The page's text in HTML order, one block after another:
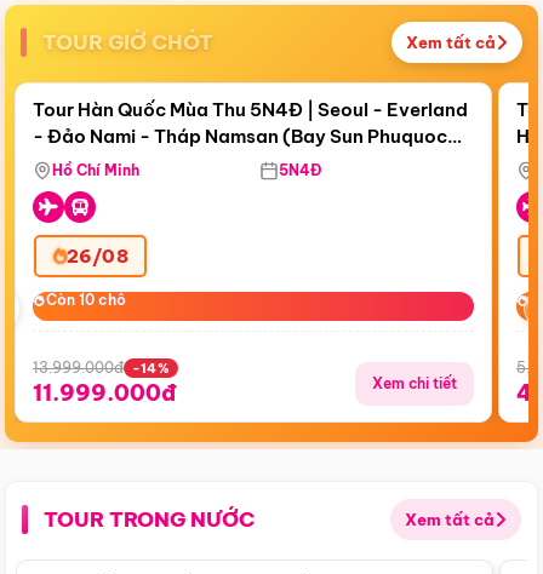
TOUR GIỜ CHÓT Xem tất cả
Còn17 ngày 21:45:00
Bay Sun Phuquoc Airways
Điểm nổi bật
Tour Hàn Quốc Mùa Thu 5N4Đ | Seoul - Everland
- Đảo Nami - Tháp Namsan (Bay Sun Phuquoc
Airways)
Hồ Chí Minh 5N4Đ
26/08
Còn 10 chỗ
Còn 10 chỗ
13.999.000đ -14%
11.999.000đ Xem chi tiết
TOUR TRONG NƯỚC Xem tất cả
Điểm nổi bật